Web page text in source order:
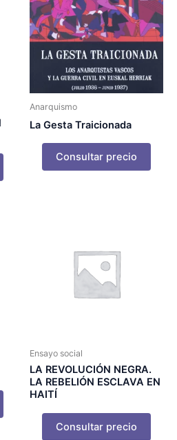
Anarquismo
La Gesta Traicionada
Consultar precio
Ensayo social
LA REVOLUCIÓN NEGRA.
LA REBELIÓN ESCLAVA EN
HAITÍ
Consultar precio